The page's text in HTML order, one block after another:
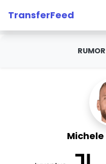
TransferFeed